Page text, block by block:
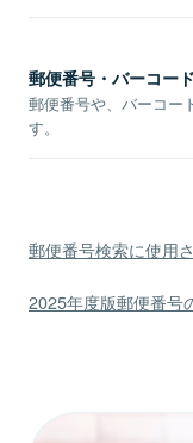
郵便番号・バーコー
郵便番号や、バーコー
す。
郵便番号検索に使用
2025年度版郵便番号